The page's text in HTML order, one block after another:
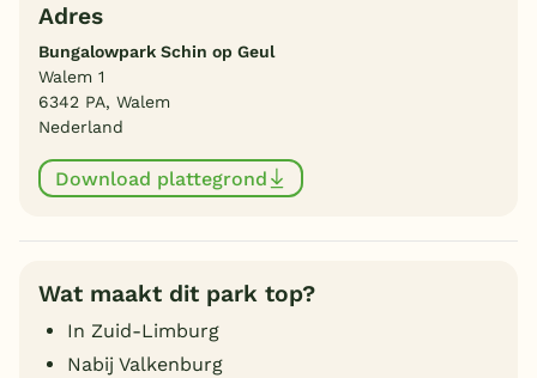
Adres
Bungalowpark Schin op Geul
Walem 1
6342 PA, Walem
Nederland
Download plattegrond
Wat maakt dit park top?
In Zuid-Limburg
Nabij Valkenburg